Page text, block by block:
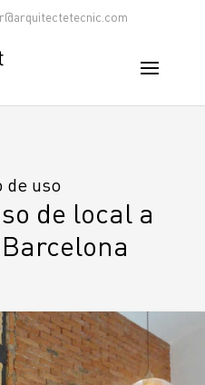
de uso
de local a